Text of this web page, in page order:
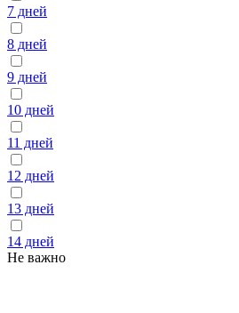
7 дней
8 дней
9 дней
10 дней
11 дней
12 дней
13 дней
14 дней
Не важно